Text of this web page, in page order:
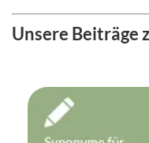
Unsere Beiträge